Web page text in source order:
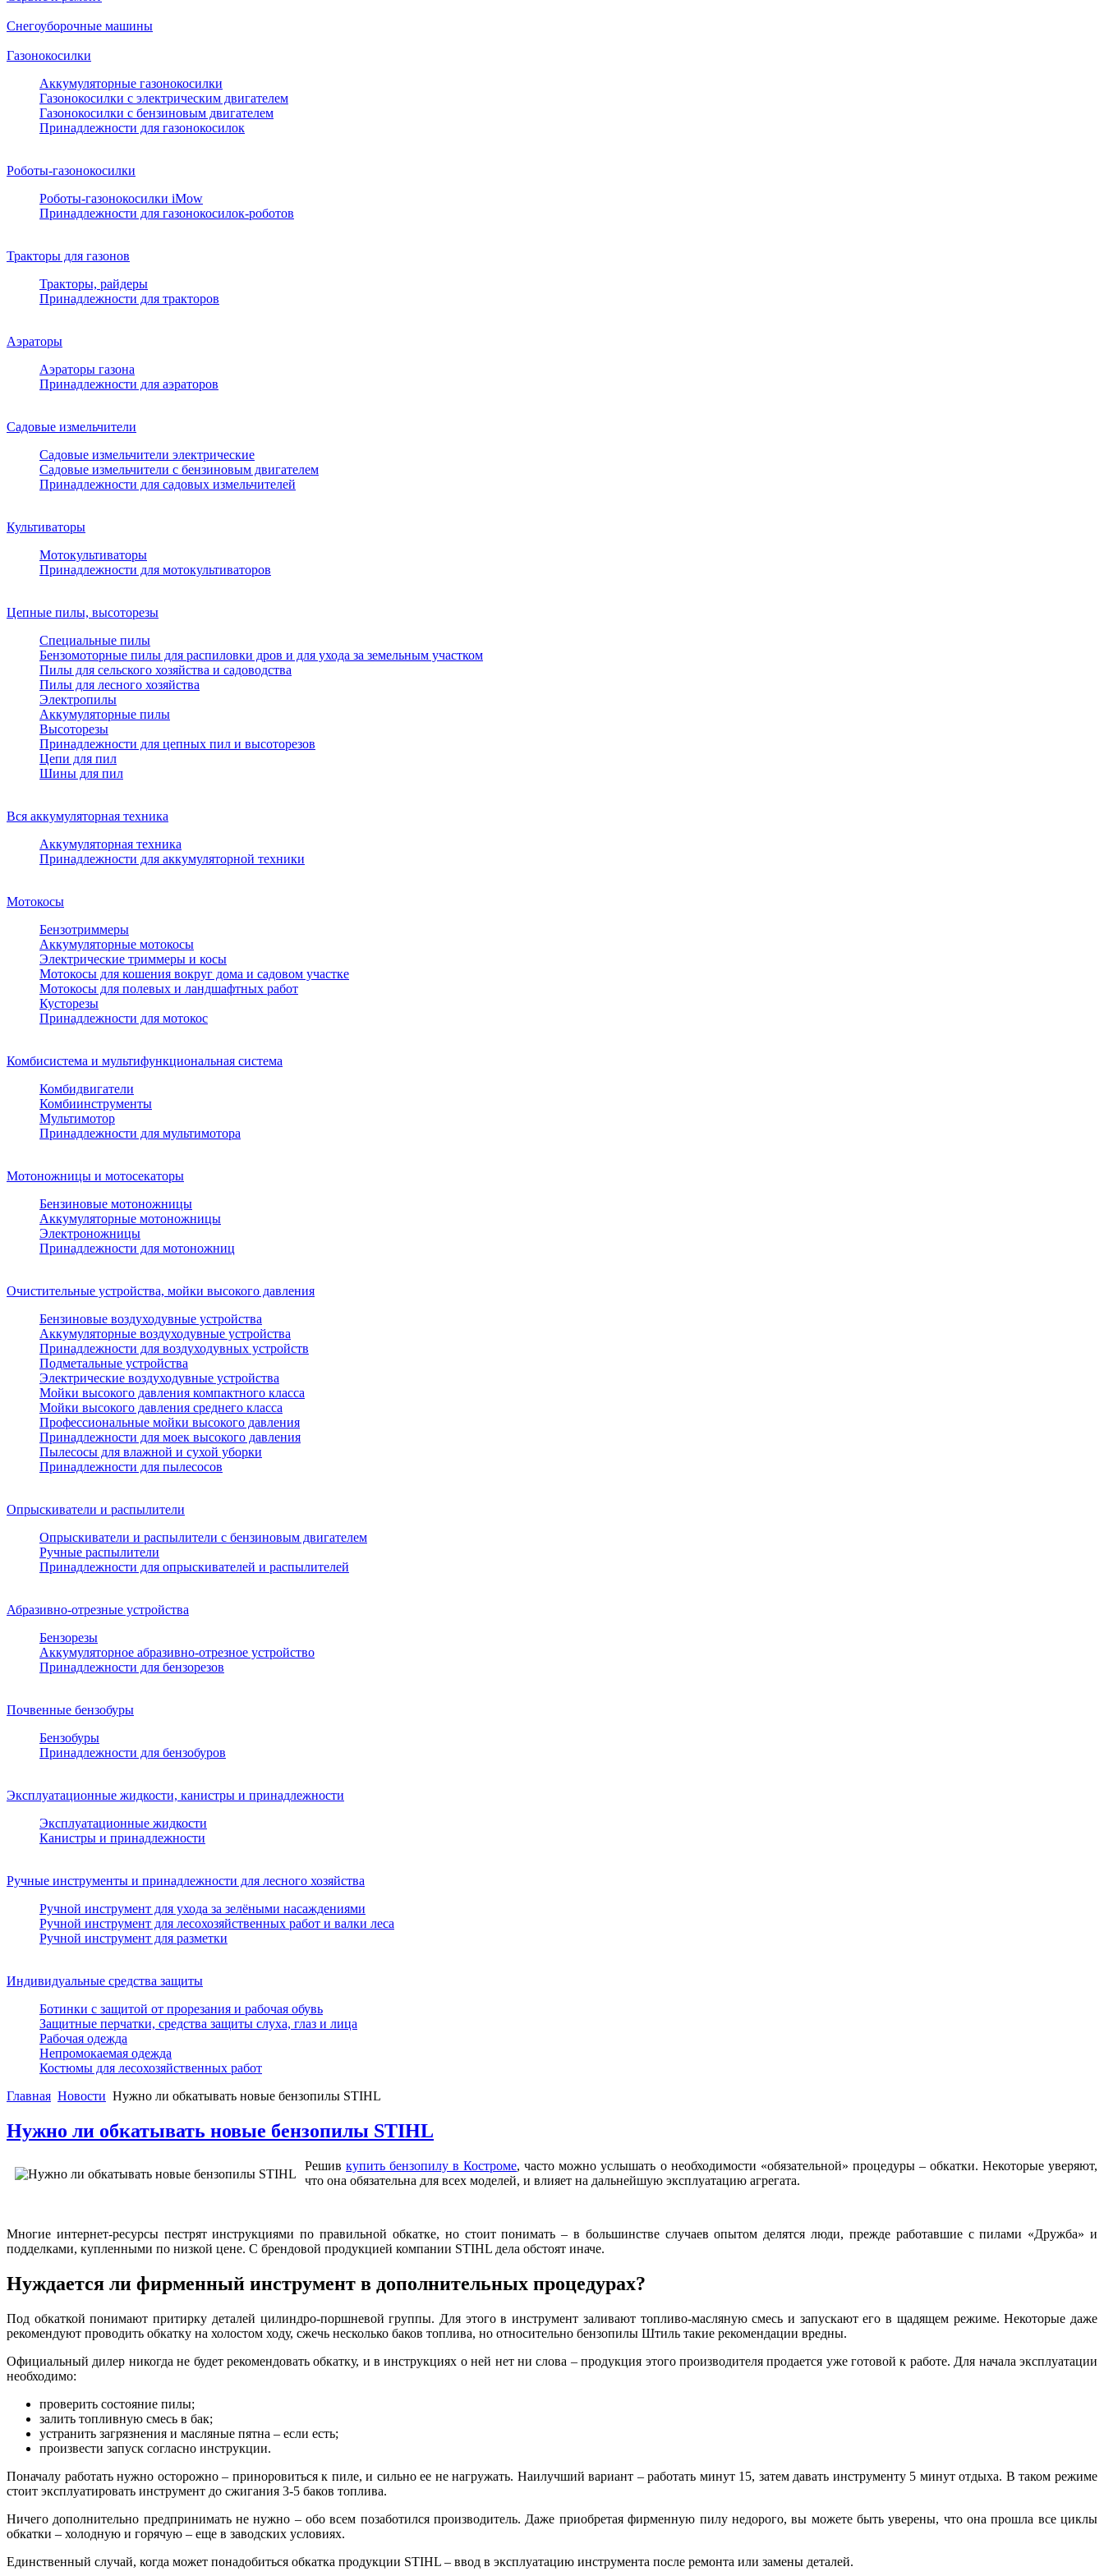
Снегоуборочные машины
Газонокосилки
Аккумуляторные газонокосилки
Газонокосилки с электрическим двигателем
Газонокосилки с бензиновым двигателем
Принадлежности для газонокосилок
Роботы-газонокосилки
Роботы-газонокосилки iMow
Принадлежности для газонокосилок-роботов
Тракторы для газонов
Тракторы, райдеры
Принадлежности для тракторов
Аэраторы
Аэраторы газона
Принадлежности для аэраторов
Садовые измельчители
Садовые измельчители электрические
Садовые измельчители с бензиновым двигателем
Принадлежности для садовых измельчителей
Культиваторы
Мотокультиваторы
Принадлежности для мотокультиваторов
Цепные пилы, высоторезы
Специальные пилы
Бензомоторные пилы для распиловки дров и для ухода за земельным участком
Пилы для сельского хозяйства и садоводства
Пилы для лесного хозяйства
Электропилы
Аккумуляторные пилы
Высоторезы
Принадлежности для цепных пил и высоторезов
Цепи для пил
Шины для пил
Вся аккумуляторная техника
Аккумуляторная техника
Принадлежности для аккумуляторной техники
Мотокосы
Бензотриммеры
Аккумуляторные мотокосы
Электрические триммеры и косы
Мотокосы для кошения вокруг дома и садовом участке
Мотокосы для полевых и ландшафтных работ
Кусторезы
Принадлежности для мотокос
Комбисистема и мультифункциональная система
Комбидвигатели
Комбиинструменты
Мультимотор
Принадлежности для мультимотора
Мотоножницы и мотосекаторы
Бензиновые мотоножницы
Аккумуляторные мотоножницы
Электроножницы
Принадлежности для мотоножниц
Очистительные устройства, мойки высокого давления
Бензиновые воздуходувные устройства
Аккумуляторные воздуходувные устройства
Принадлежности для воздуходувных устройств
Подметальные устройства
Электрические воздуходувные устройства
Мойки высокого давления компактного класса
Мойки высокого давления среднего класса
Профессиональные мойки высокого давления
Принадлежности для моек высокого давления
Пылесосы для влажной и сухой уборки
Принадлежности для пылесосов
Опрыскиватели и распылители
Опрыскиватели и распылители с бензиновым двигателем
Ручные распылители
Принадлежности для опрыскивателей и распылителей
Абразивно-отрезные устройства
Бензорезы
Аккумуляторное абразивно-отрезное устройство
Принадлежности для бензорезов
Почвенные бензобуры
Бензобуры
Принадлежности для бензобуров
Эксплуатационные жидкости, канистры и принадлежности
Эксплуатационные жидкости
Канистры и принадлежности
Ручные инструменты и принадлежности для лесного хозяйства
Ручной инструмент для ухода за зелёными насаждениями
Ручной инструмент для лесохозяйственных работ и валки леса
Ручной инструмент для разметки
Индивидуальные средства защиты
Ботинки с защитой от прорезания и рабочая обувь
Защитные перчатки, средства защиты слуха, глаз и лица
Рабочая одежда
Непромокаемая одежда
Костюмы для лесохозяйственных работ
Главная Новости Нужно ли обкатывать новые бензопилы STIHL
Нужно ли обкатывать новые бензопилы STIHL
Решивкупить бензопилу в Костроме, часто можно услышать о необходимости «обязательной» процедуры – обкатки. Некоторые уверяют,
что она обязательна для всех моделей, и влияет на дальнейшую эксплуатацию агрегата.
Многие интернет-ресурсы пестрят инструкциями по правильной обкатке, но стоит понимать – в большинстве случаев опытом делятся люди, прежде работавшие с пилами «Дружба» и
подделками, купленными по низкой цене. С брендовой продукцией компании STIHL дела обстоят иначе.
Нуждается ли фирменный инструмент в дополнительных процедурах?
Под обкаткой понимают притирку деталей цилиндро-поршневой группы. Для этого в инструмент заливают топливо-масляную смесь и запускают его в щадящем режиме. Некоторые даже
рекомендуют проводить обкатку на холостом ходу, сжечь несколько баков топлива, но относительно бензопилы Штиль такие рекомендации вредны.
Официальный дилер никогда не будет рекомендовать обкатку, и в инструкциях о ней нет ни слова – продукция этого производителя продается уже готовой к работе. Для начала эксплуатации
необходимо:
проверить состояние пилы;
залить топливную смесь в бак;
устранить загрязнения и масляные пятна – если есть;
произвести запуск согласно инструкции.
Поначалу работать нужно осторожно – приноровиться к пиле, и сильно ее не нагружать. Наилучший вариант – работать минут 15, затем давать инструменту 5 минут отдыха. В таком режиме
стоит эксплуатировать инструмент до сжигания 3-5 баков топлива.
Ничего дополнительно предпринимать не нужно – обо всем позаботился производитель. Даже приобретая фирменную пилу недорого, вы можете быть уверены, что она прошла все циклы
обкатки – холодную и горячую – еще в заводских условиях.
Единственный случай, когда может понадобиться обкатка продукции STIHL – ввод в эксплуатацию инструмента после ремонта или замены деталей.